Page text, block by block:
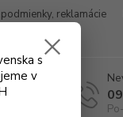
reklamácie
s
v